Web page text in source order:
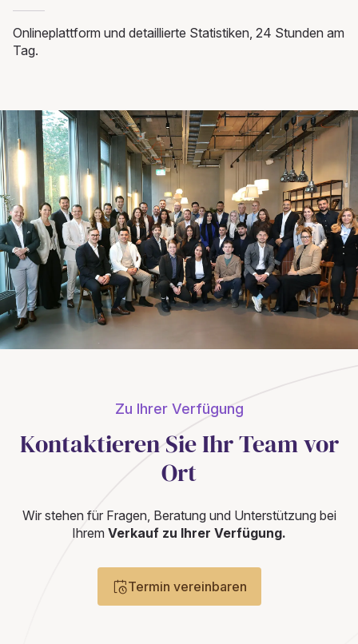
Onlineplattform und detaillierte Statistiken, 24 Stunden am
Tag.
Zu Ihrer Verfügung
Kontaktieren Sie Ihr Team vor
Ort
Wir stehen für Fragen, Beratung und Unterstützung bei
Ihrem Verkauf zu Ihrer Verfügung.
Termin vereinbaren